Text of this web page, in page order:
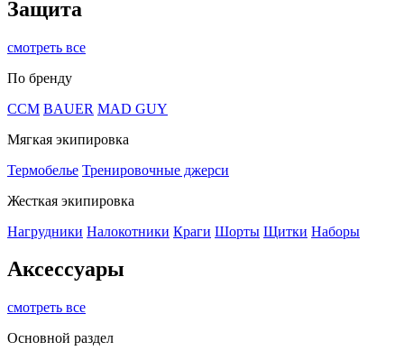
Защита
смотреть все
По бренду
CCM BAUER MAD GUY
Мягкая экипировка
Термобелье Тренировочные джерси
Жесткая экипировка
Нагрудники Налокотники Краги Шорты Щитки Наборы
Аксессуары
смотреть все
Основной раздел